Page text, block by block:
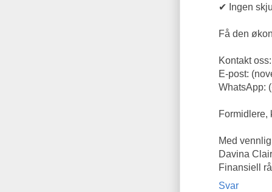
✔ Ingen
Få den
Kontakt oss:
E-post:
WhatsApp:
Formidlere,
Med
Davina
Finansiell
Svar